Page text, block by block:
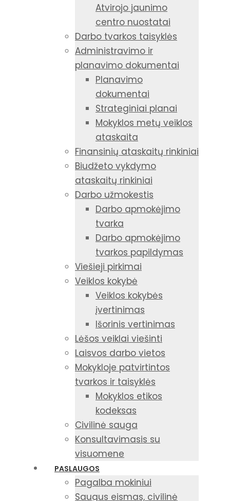
Atvirojo jaunimo
centro nuostatai
Darbo tvarkos taisyklės
Administravimo ir
planavimo dokumentai
Planavimo
dokumentai
Strateginiai planai
Mokyklos metų veiklos
ataskaita
Finansinių ataskaitų rinkiniai
Biudžeto vykdymo
ataskaitų rinkiniai
Darbo užmokestis
Darbo apmokėjimo
tvarka
Darbo apmokėjimo
tvarkos papildymas
Viešieji pirkimai
Veiklos kokybė
Veiklos kokybės
įvertinimas
Išorinis vertinimas
Lėšos veiklai viešinti
Laisvos darbo vietos
Mokykloje patvirtintos
tvarkos ir taisyklės
Mokyklos etikos
kodeksas
Civilinė sauga
Konsultavimasis su
visuomene
PASLAUGOS
Pagalba mokiniui
Saugus eismas, civilinė